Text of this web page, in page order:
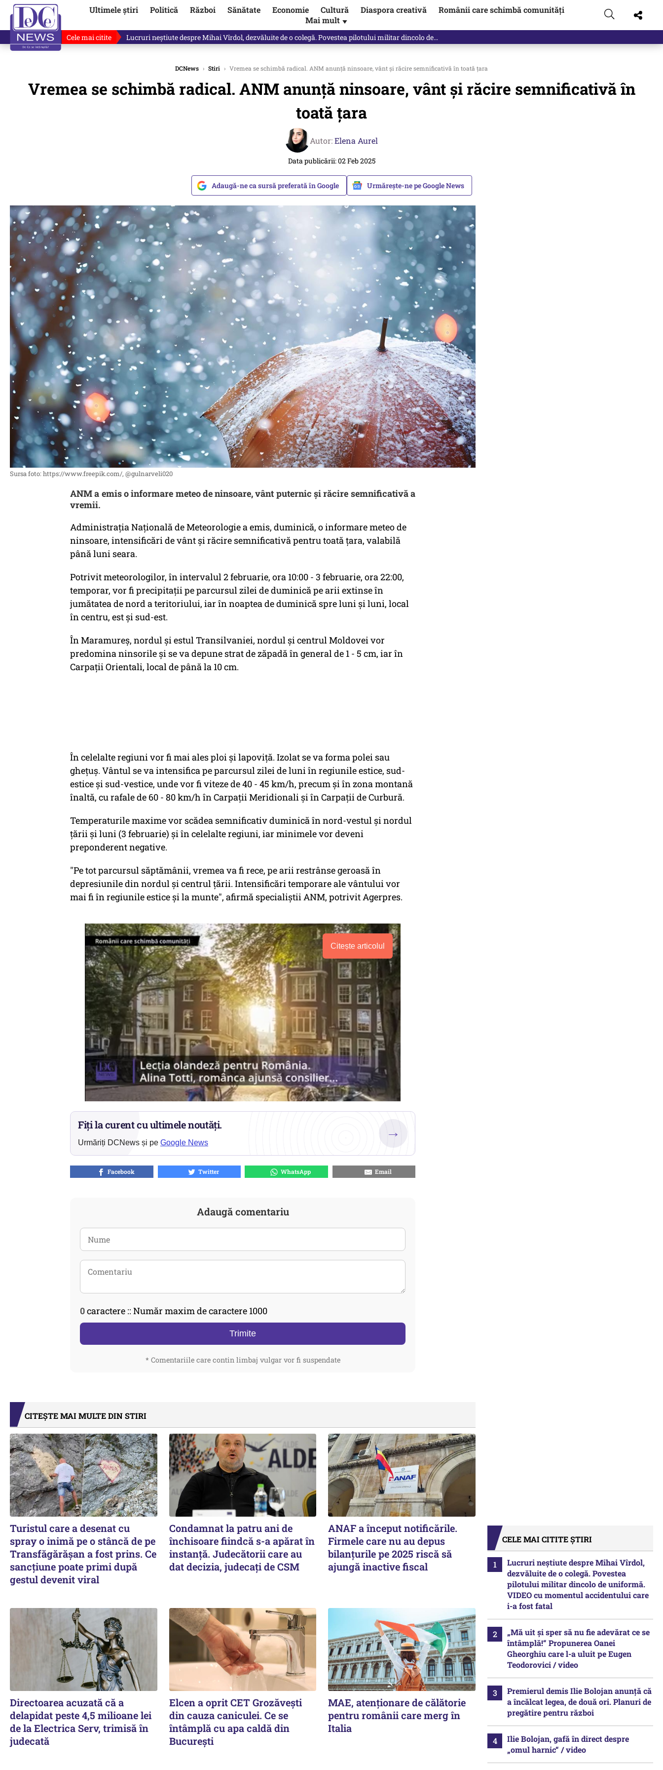
Ultimele știri Politică Război Sănătate Economie Cultură Diaspora creativă
Românii care schimbă comunități
Mai mult ▼
Cele mai citite „Mă uit și sper să nu fie adevărat ce se întâmplă!“ Propunerea Oanei Gheorghiu care l-a uluit pe Eugen…
DCNews › Stiri › Vremea se schimbă radical. ANM anunță ninsoare, vânt şi răcire semnificativă în toată ţara
Vremea se schimbă radical. ANM anunță ninsoare, vânt şi răcire semnificativă în
toată ţara
Autor:Elena Aurel
Data publicării: 02 Feb 2025
Adaugă-ne ca sursă preferată în Google Urmărește-ne pe Google News
Sursa foto: https://www.freepik.com/, @gulnarveli020
ANM a emis o informare meteo de ninsoare, vânt puternic și răcire semnificativă a
vremii.
Administraţia Naţională de Meteorologie a emis, duminică, o informare meteo de
ninsoare, intensificări de vânt şi răcire semnificativă pentru toată ţara, valabilă
până luni seara.
Potrivit meteorologilor, în intervalul 2 februarie, ora 10:00 - 3 februarie, ora 22:00,
temporar, vor fi precipitaţii pe parcursul zilei de duminică pe arii extinse în
jumătatea de nord a teritoriului, iar în noaptea de duminică spre luni şi luni, local
în centru, est şi sud-est.
În Maramureş, nordul şi estul Transilvaniei, nordul şi centrul Moldovei vor
predomina ninsorile şi se va depune strat de zăpadă în general de 1 - 5 cm, iar în
Carpaţii Orientali, local de până la 10 cm.
În celelalte regiuni vor fi mai ales ploi şi lapoviţă. Izolat se va forma polei sau
gheţuş. Vântul se va intensifica pe parcursul zilei de luni în regiunile estice, sud-
estice şi sud-vestice, unde vor fi viteze de 40 - 45 km/h, precum şi în zona montană
înaltă, cu rafale de 60 - 80 km/h în Carpaţii Meridionali şi în Carpaţii de Curbură.
Temperaturile maxime vor scădea semnificativ duminică în nord-vestul şi nordul
ţării şi luni (3 februarie) şi în celelalte regiuni, iar minimele vor deveni
preponderent negative.
"Pe tot parcursul săptămânii, vremea va fi rece, pe arii restrânse geroasă în
depresiunile din nordul şi centrul ţării. Intensificări temporare ale vântului vor
mai fi în regiunile estice şi la munte", afirmă specialiştii ANM, potrivit Agerpres.
Citește articolul
Fiți la curent cu ultimele noutăți.
Urmăriți DCNews și pe Google News
→
Facebook Twitter WhatsApp Email
Adaugă comentariu
0caractere :: Număr maxim de caractere 1000
Trimite
* Comentariile care contin limbaj vulgar vor fi suspendate
CITEȘTE MAI MULTE DIN STIRI
Turistul care a desenat cu
spray o inimă pe o stâncă de pe
Transfăgărășan a fost prins. Ce
sancțiune poate primi după
gestul devenit viral
Condamnat la patru ani de
închisoare fiindcă s-a apărat în
instanță. Judecătorii care au
dat decizia, judecați de CSM
ANAF a început notificările.
Firmele care nu au depus
bilanțurile pe 2025 riscă să
ajungă inactive fiscal
Directoarea acuzată că a
delapidat peste 4,5 milioane lei
de la Electrica Serv, trimisă în
judecată
Elcen a oprit CET Grozăvești
din cauza caniculei. Ce se
întâmplă cu apa caldă din
București
MAE, atenționare de călătorie
pentru românii care merg în
Italia
CELE MAI CITITE ȘTIRI
Lucruri neștiute despre Mihai Vîrdol,
dezvăluite de o colegă. Povestea
pilotului militar dincolo de uniformă.
VIDEO cu momentul accidentului care
i-a fost fatal
„Mă uit și sper să nu fie adevărat ce se
întâmplă!“ Propunerea Oanei
Gheorghiu care l-a uluit pe Eugen
Teodorovici / video
Premierul demis Ilie Bolojan anunță că
a încălcat legea, de două ori. Planuri de
pregătire pentru război
Ilie Bolojan, gafă în direct despre
„omul harnic“ / video